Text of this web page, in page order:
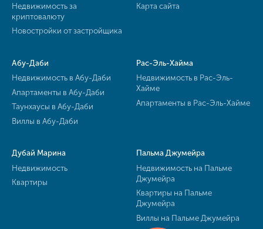
Недвижимость за
криптовалюту
Новостройки от застройщика
Карта сайта
Абу-Даби
Недвижимость в Абу-Даби
Апартаменты в Абу-Даби
Таунхаусы в Абу-Даби
Виллы в Абу-Даби
Рас-Эль-Хайма
Недвижимость в Рас-Эль-
Хайме
Апартаменты в Рас-Эль-Хайме
Дубай Марина
Недвижимость
Квартиры
Пальма Джумейра
Недвижимость на Пальме
Джумейра
Квартиры на Пальме
Джумейра
Виллы на Пальме Джумейра